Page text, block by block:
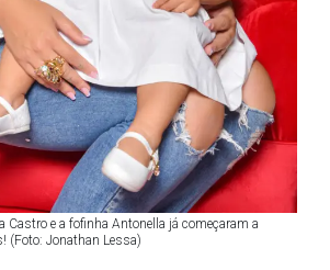
e a fofinha Antonella já começaram a
(Foto: Jonathan Lessa)